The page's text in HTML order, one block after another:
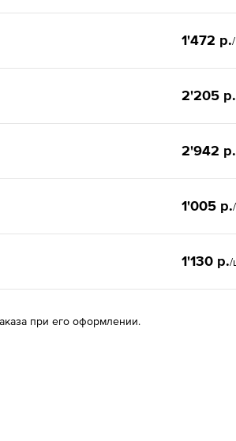
1'472 р.
2'205 р.
2'942 р.
1'005 р.
1'130 р./
при его оформлении.